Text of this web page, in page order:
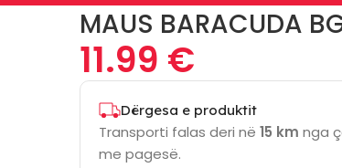
MAUS BARACUDA
11.99 €
Dërgesa e produktit
Transporti falas deri në 15 km nga
me pagesë.